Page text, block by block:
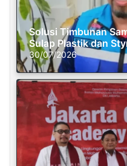
Solusi Timbunan
Sulap Plastik dan
30/07/2026